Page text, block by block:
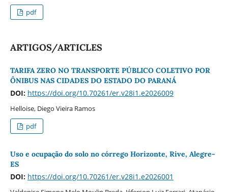
pdf
ARTIGOS/ARTICLES
TARIFA ZERO NO TRANSPORTE PÚBLICO COLETIVO POR
ÔNIBUS NAS CIDADES DO ESTADO DO PARANÁ
DOI: https://doi.org/10.70261/er.v28i1.e2026009
Helloise, Diego Vieira Ramos
pdf
Uso e ocupação do solo no córrego Horizonte, Rive, Alegre-
ES
DOI: https://doi.org/10.70261/er.v28i1.e2026001